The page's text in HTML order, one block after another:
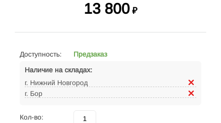
13 800 ₽
Доступность:
Предзаказ
Наличие на складах:
г. Нижний Новгород
г. Бор
Кол-во: